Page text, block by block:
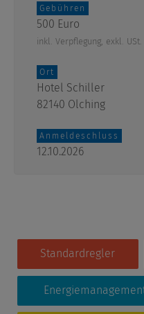
Gebühren
500 Euro
inkl. Verpflegung, exkl.
Ort
Hotel Schiller
82140 Olching
Anmeldeschluss
12.10.2026
Standardregler